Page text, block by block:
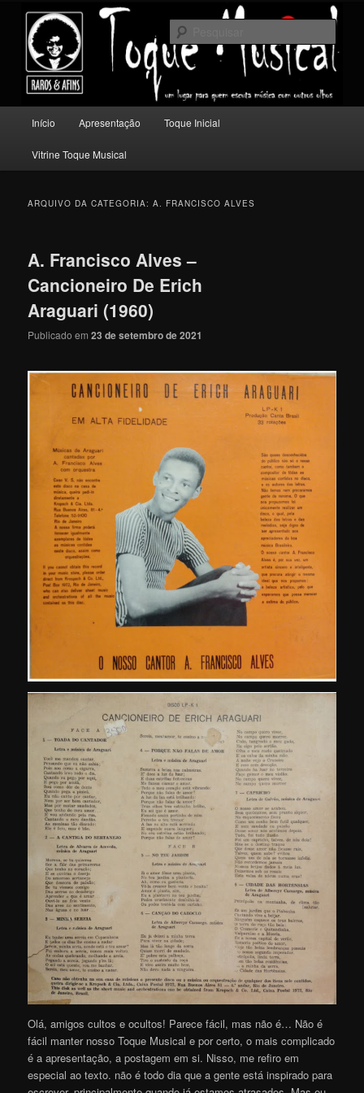
conteúdo
principal
conteúdo
secundário
Toque Musical
Um lugar para quem escuta música com outros olhos.
principal
Início Apresentação Toque Inicial
Vitrine Toque Musical
ARQUIVO DA CATEGORIA:A. FRANCISCO ALVES
A. Francisco Alves –
Cancioneiro De Erich
Araguari (1960)
Publicado em23 de setembro de 2021
Olá, amigos cultos e ocultos! Parece fácil, mas não é… Não é
fácil manter nosso Toque Musical e por certo, o mais complicado
é a apresentação, a postagem em si. Nisso, me refiro em
especial ao texto. não é todo dia que a gente está inspirado para